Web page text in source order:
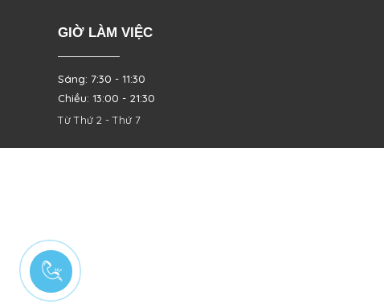
GIỜ LÀM VIỆC
Sáng: 7:30 - 11:30
Chiều: 13:00 - 21:30
Từ Thứ 2 - Thứ 7